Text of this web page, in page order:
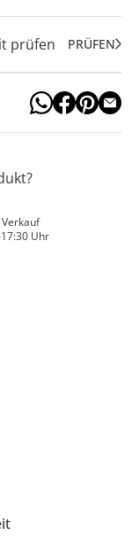
prüfen PRÜFEN
Uhr